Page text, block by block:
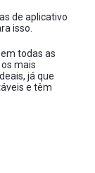
de aplicativo
isso.
todas as
mais
já que
e têm